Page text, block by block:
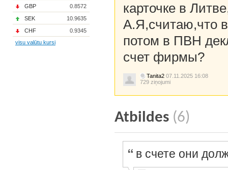
GBP
0.8572
SEK
10.9635
CHF
0.9345
visu valūtu kursi
карточке в
A.Я,считаю,что
потом в ПВН
счет фирмы?
Tanita2 07.11.2025 16:08
729 ziņojumi
Atbildes (6)
в счете они